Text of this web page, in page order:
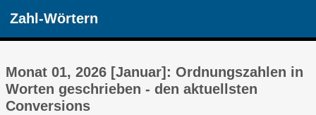
Zahl-Wörtern
Monat 01, 2026 [Januar]: Ordnungszahlen in
Worten geschrieben - den aktuellsten
Conversions